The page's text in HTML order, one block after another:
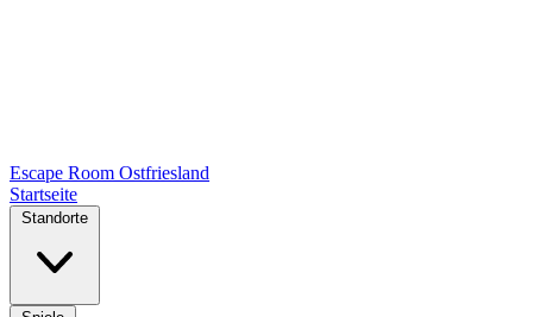
Escape Room Ostfriesland
Startseite
Standorte